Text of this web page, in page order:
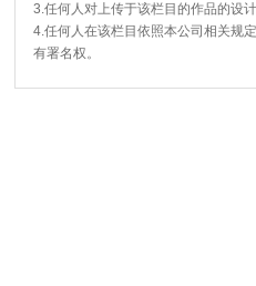
3.任何人对上传于该栏目的作品的设
4.任何人在该栏目依照本公司相关规
有署名权。